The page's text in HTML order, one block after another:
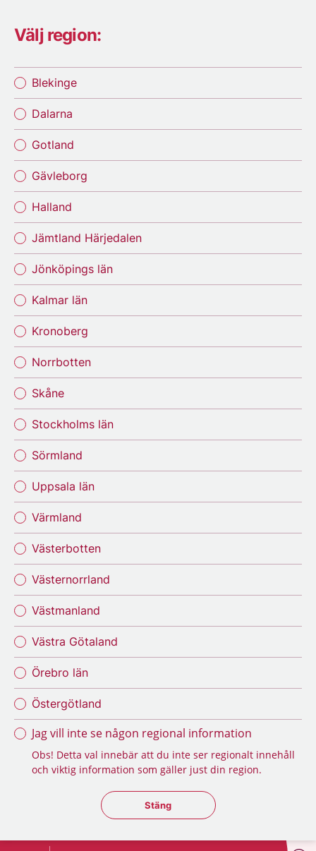
Välj region:
Blekinge
Dalarna
Gotland
Gävleborg
Halland
Jämtland Härjedalen
Jönköpings län
Kalmar län
Kronoberg
Norrbotten
Skåne
Stockholms län
Sörmland
Uppsala län
Värmland
Västerbotten
Västernorrland
Västmanland
Västra Götaland
Örebro län
Östergötland
Jag vill inte se någon regional information
Obs! Detta val innebär att du inte ser regionalt innehåll
och viktig information som gäller just din region.
Stäng regionsväljaren
Stäng